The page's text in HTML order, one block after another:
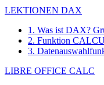
LEKTIONEN DAX
1. Was ist DAX?
2. Funktion
3.
LIBRE OFFICE CALC